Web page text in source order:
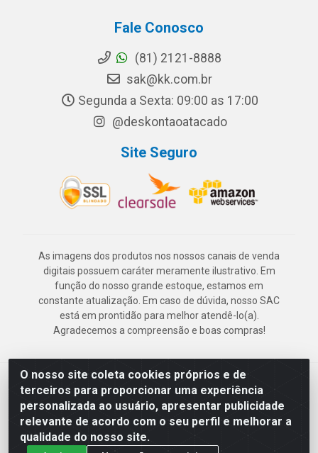
O nosso site coleta cookies próprios e de
terceiros para proporcionar uma experiência
personalizada ao usuário, apresentar publicidade
relevante de acordo com o seu perfil e melhorar a
qualidade do nosso site.
Fale Conosco
(81) 2121-8888
sak@kk.com.br
Segunda a Sexta: 09:00 as 17:00
@deskontaoatacado
Site Seguro
As imagens dos produtos nos nossos canais de venda
digitais possuem caráter meramente ilustrativo. Em
função do nosso grande estoque, estamos em
constante atualização. Em caso de dúvida, nosso SAC
está em prontidão para melhor atendê-lo(a).
Agradecemos a compreensão e boas compras!
Deskontão Atacado - Av. Marechal Mascarenhas de Morais, 2471 -
Imbiribeira - Recife/PE - CEP 51.150-001 - CNPJ 24.150.377/0003-
57